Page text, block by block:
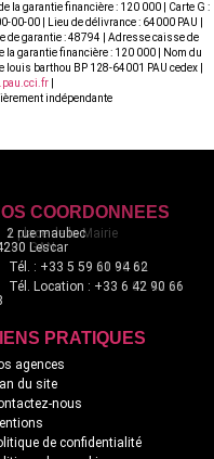
la garantie financière : 120 000 | Carte G :
00-00 | Lieu de délivrance : 64000 PAU |
de garantie : 48794 | Adresse caisse de
la garantie financière : 120 000 | Nom du
barthou BP 128-64001 PAU cedex |
indépendante
COORDONNÉES
2 rue maubec
Lescar
Tél. : +33 5 59 60 94 62
Tél. Location : +33 6 42 90 66
PRATIQUES
agences
du site
nous
de confidentialité